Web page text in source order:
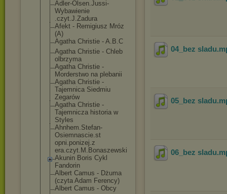
Adler-Olsen.Jussi-
Wybawienie
.czyt.J.Zadura
Afekt - Remigiusz Mróz
(A)
Agatha Christie - A.B.C
Agatha Christie - Chleb
olbrzyma
Agatha Christie -
Morderstwo na plebanii
Agatha Christie -
Tajemnica Siedmiu
Zegarów
Agatha Christie -
Tajemnicza historia w
Styles
Ahnhem.Stefan-
Osiemnascie.st
opni.ponizej.z
era.czyt.M.Bonaszewski
Akunin Boris Cykl
Fandorin
Albert Camus - Dżuma
(czyta Adam Ferency)
Albert Camus - Obcy
04_bez sladu
05_bez sladu
06_bez sladu